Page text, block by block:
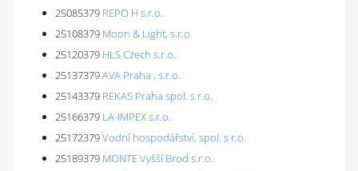
25085379 REPO H s.r.o.
25108379 Moon & Light, s.r.o.
25120379 HLS Czech s.r.o.
25137379AVA Praha , s.r.o.
25143379 REKAS Praha spol. s r.o.
25166379 LA-IMPEX s.r.o.
25172379Vodní hospodářství, spol. s r.o.
25189379 MONTE Vyšší Brod s.r.o.